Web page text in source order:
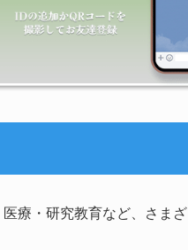
療・研究教育など、さま